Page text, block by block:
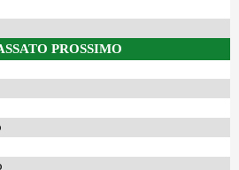
PROSSIMO